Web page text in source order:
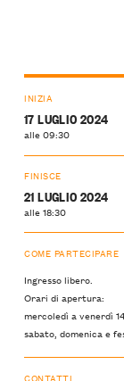
INIZIA
17 LUGLIO 2024
alle 09:30
FINISCE
21 LUGLIO 2024
alle 18:30
COME PARTECIPARE
Ingresso libero.
Orari di apertura:
mercoledì a venerdì
sabato, domenica e